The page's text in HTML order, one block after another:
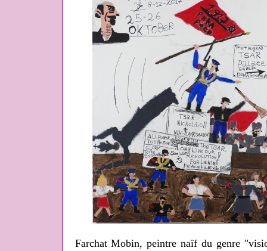
Farchat Mobin, peintre naïf du genre